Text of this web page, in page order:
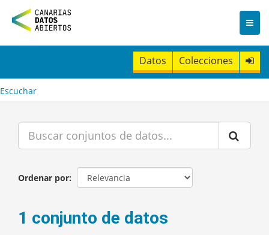
n
t
Datos Colecciones
Escuchar
Ordenar por
1 conjunto de datos